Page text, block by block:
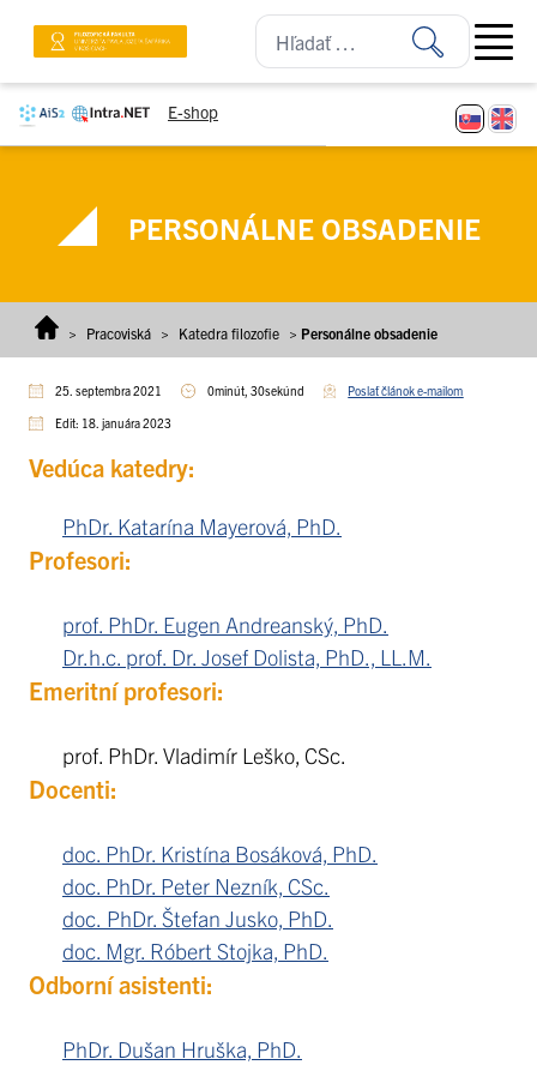
E-shop
Open
PERSONÁLNE OBSADENIE
> Pracoviská > Katedra filozofie > Personálne obsadenie
25. septembra 2021 0minút, 30sekúnd Poslať článok e-mailom
Edit: 18. januára 2023
Vedúca katedry:
PhDr. Katarína Mayerová, PhD.
Profesori:
prof. PhDr. Eugen Andreanský, PhD.
Dr.h.c. prof. Dr. Josef Dolista, PhD., LL.M.
Emeritní profesori:
prof. PhDr. Vladimír Leško, CSc.
Docenti:
doc. PhDr. Kristína Bosáková, PhD.
doc. PhDr. Peter Nezník, CSc.
doc. PhDr. Štefan Jusko, PhD.
doc. Mgr. Róbert Stojka, PhD.
Odborní asistenti:
PhDr. Dušan Hruška, PhD.